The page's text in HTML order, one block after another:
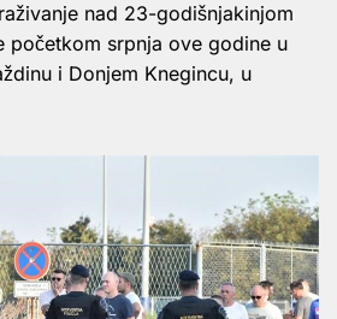
nad 23-godišnjakinjom
početkom srpnja ove godine u
i Donjem Knegincu, u